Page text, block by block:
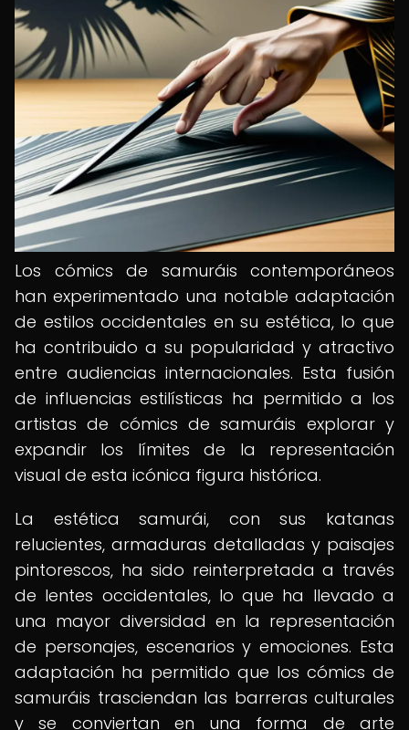
Los cómics de samuráis contemporáneos
han experimentado una notable adaptación
de estilos occidentales en su estética, lo que
ha contribuido a su popularidad y atractivo
entre audiencias internacionales. Esta fusión
de influencias estilísticas ha permitido a los
artistas de cómics de samuráis explorar y
expandir los límites de la representación
visual de esta icónica figura histórica.
La estética samurái, con sus katanas
relucientes, armaduras detalladas y paisajes
pintorescos, ha sido reinterpretada a través
de lentes occidentales, lo que ha llevado a
una mayor diversidad en la representación
de personajes, escenarios y emociones. Esta
adaptación ha permitido que los cómics de
samuráis trasciendan las barreras culturales
y se conviertan en una forma de arte